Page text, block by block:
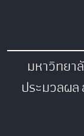
มหาวิทยา
ประมวลผล